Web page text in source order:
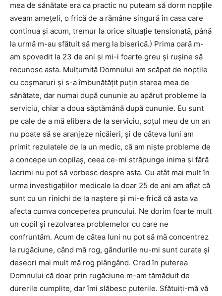
mea de sănătate era ca practic nu puteam să dorm nopţile
aveam ameţeli, o frică de a rămâne singură în casa care
continua şi acum, tremur la orice situaţie tensionată, până
la urmă m-au sfătuit să merg la biserică.) Prima oară m-
am spovedit la 23 de ani şi mi-i foarte greu şi ruşine să
recunosc asta. Mulţumită Domnului am scăpat de nopţile
cu coşmaruri şi s-a îmbunătăţit puţin starea mea de
sănătate, dar numai după cununie au apărut probleme la
serviciu, chiar a doua săptămână după cununie. Eu sunt
pe cale de a mă elibera de la serviciu, soţul meu de un an
nu poate să se aranjeze nicăieri, şi de câteva luni am
primit rezulatele de la un medic, că am nişte probleme de
a concepe un copilaş, ceea ce-mi străpunge inima şi fără
lacrimi nu pot să vorbesc despre asta. Cu atât mai mult în
urma investigaţiilor medicale la doar 25 de ani am aflat că
sunt cu un rinichi de la naştere şi mi-e frică că asta va
afecta cumva conceperea pruncului. Ne dorim foarte mult
un copil şi rezolvarea problemelor cu care ne
confruntăm. Acum de câtea luni nu pot să mă concentrez
la rugăciune, când mă rog, gândurile nu-mi sunt curate şi
deseori mai mult mă rog plângând. Cred în puterea
Domnului că doar prin rugăciune m-am tămăduit de
durerile cumplite, dar îmi slăbesc puterile. Sfătuiţi-mă vă